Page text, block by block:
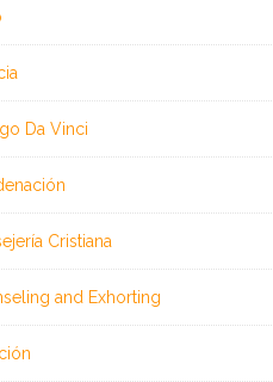
Da Vinci
Cristiana
and Exhorting